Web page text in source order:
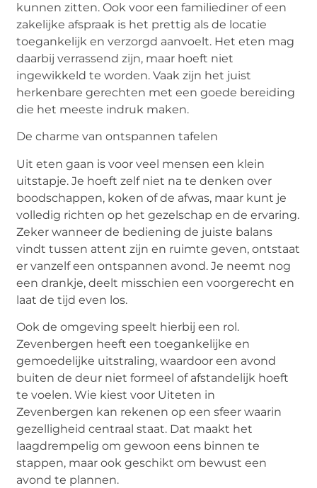
kunnen zitten. Ook voor een familiediner of een
zakelijke afspraak is het prettig als de locatie
toegankelijk en verzorgd aanvoelt. Het eten mag
daarbij verrassend zijn, maar hoeft niet
ingewikkeld te worden. Vaak zijn het juist
herkenbare gerechten met een goede bereiding
die het meeste indruk maken.
De charme van ontspannen tafelen
Uit eten gaan is voor veel mensen een klein
uitstapje. Je hoeft zelf niet na te denken over
boodschappen, koken of de afwas, maar kunt je
volledig richten op het gezelschap en de ervaring.
Zeker wanneer de bediening de juiste balans
vindt tussen attent zijn en ruimte geven, ontstaat
er vanzelf een ontspannen avond. Je neemt nog
een drankje, deelt misschien een voorgerecht en
laat de tijd even los.
Ook de omgeving speelt hierbij een rol.
Zevenbergen heeft een toegankelijke en
gemoedelijke uitstraling, waardoor een avond
buiten de deur niet formeel of afstandelijk hoeft
te voelen. Wie kiest voor Uiteten in
Zevenbergen kan rekenen op een sfeer waarin
gezelligheid centraal staat. Dat maakt het
laagdrempelig om gewoon eens binnen te
stappen, maar ook geschikt om bewust een
avond te plannen.